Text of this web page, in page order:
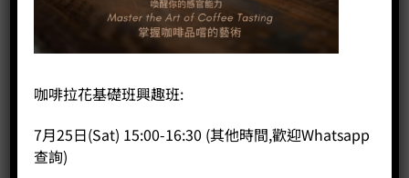
BUY NOW
咖啡拉花基礎班興趣班:
7月25日(Sat) 15:00-16:30 (其他時間,歡迎Whatsapp
查詢)